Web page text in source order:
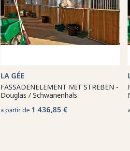
LA GÉE
FASSADENELEMENT MIT STREBEN -
Douglas / Schwanenhals
a partir de 1 436,85 €